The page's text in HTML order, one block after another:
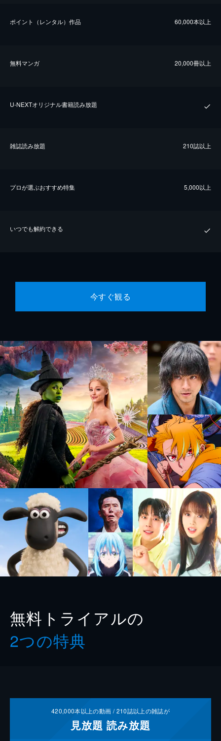
ポイント（レンタル）作品 60,000本以上
無料マンガ 20,000冊以上
U-NEXTオリジナル書籍読み放題
雑誌読み放題 210誌以上
プロが選ぶおすすめ特集 5,000以上
いつでも解約できる
今すぐ観る
無料トライアルの
2つの特典
420,000本以上の動画 /210誌以上の雑誌が
見放題 読み放題